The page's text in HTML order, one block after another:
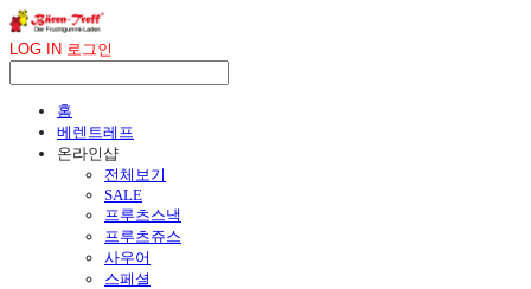
LOG IN 로그인
홈
베렌트레프
온라인샵
전체보기
SALE
프루츠스낵
프루츠쥬스
사우어
스페셜